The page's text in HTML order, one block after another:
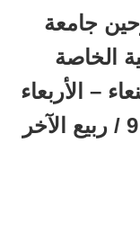
جامعة
الخاصة
– الأربعاء
1 / أكتوبر / 2025م، الموافق 9 / ربيع الآخر